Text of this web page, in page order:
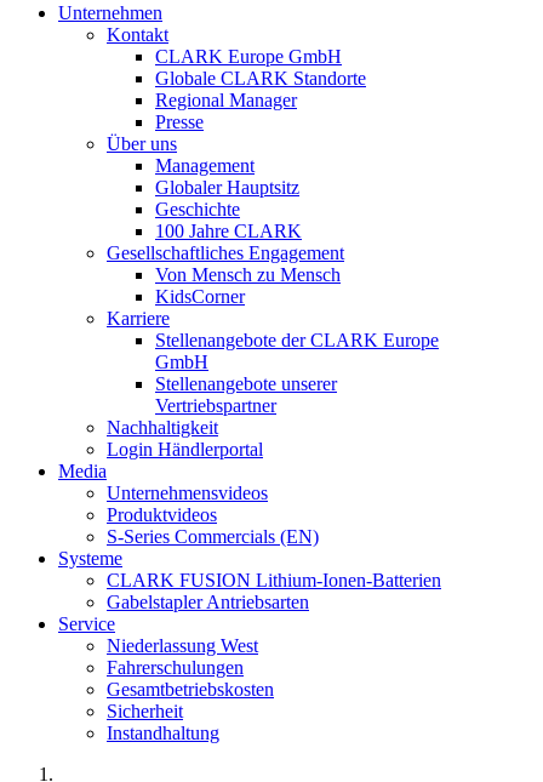
Unternehmen
Kontakt
CLARK Europe GmbH
Globale CLARK Standorte
Regional Manager
Presse
Über uns
Management
Globaler Hauptsitz
Geschichte
100 Jahre CLARK
Gesellschaftliches Engagement
Von Mensch zu Mensch
KidsCorner
Karriere
Stellenangebote der CLARK Europe
GmbH
Stellenangebote unserer
Vertriebspartner
Nachhaltigkeit
Login Händlerportal
Media
Unternehmensvideos
Produktvideos
S-Series Commercials (EN)
Systeme
CLARK FUSION Lithium-Ionen-Batterien
Gabelstapler Antriebsarten
Service
Niederlassung West
Fahrerschulungen
Gesamtbetriebskosten
Sicherheit
Instandhaltung